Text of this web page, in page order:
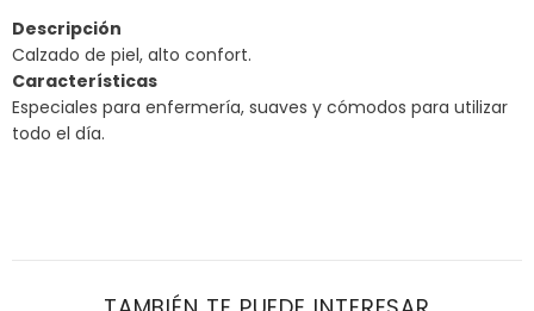
Descripción
Calzado de piel, alto confort.
Características
Especiales para enfermería, suaves y cómodos para utilizar
todo el día.